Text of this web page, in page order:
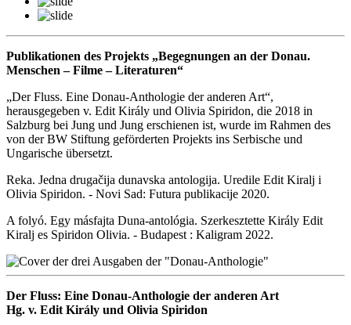
Publikationen des Projekts „Begegnungen an der Donau.
Menschen – Filme – Literaturen“
„Der Fluss. Eine Donau-Anthologie der anderen Art“,
herausgegeben v. Edit Király und Olivia Spiridon, die 2018 in
Salzburg bei Jung und Jung erschienen ist, wurde im Rahmen des
von der BW Stiftung geförderten Projekts ins Serbische und
Ungarische übersetzt.
Reka. Jedna drugačija dunavska antologija. Uredile Edit Kiralj i
Olivia Spiridon. - Novi Sad: Futura publikacije 2020.
A folyó. Egy másfajta Duna-antológia. Szerkesztette Király Edit
Kiralj es Spiridon Olivia. - Budapest : Kaligram 2022.
Der Fluss: Eine Donau-Anthologie der anderen Art
Hg. v. Edit Király und Olivia Spiridon